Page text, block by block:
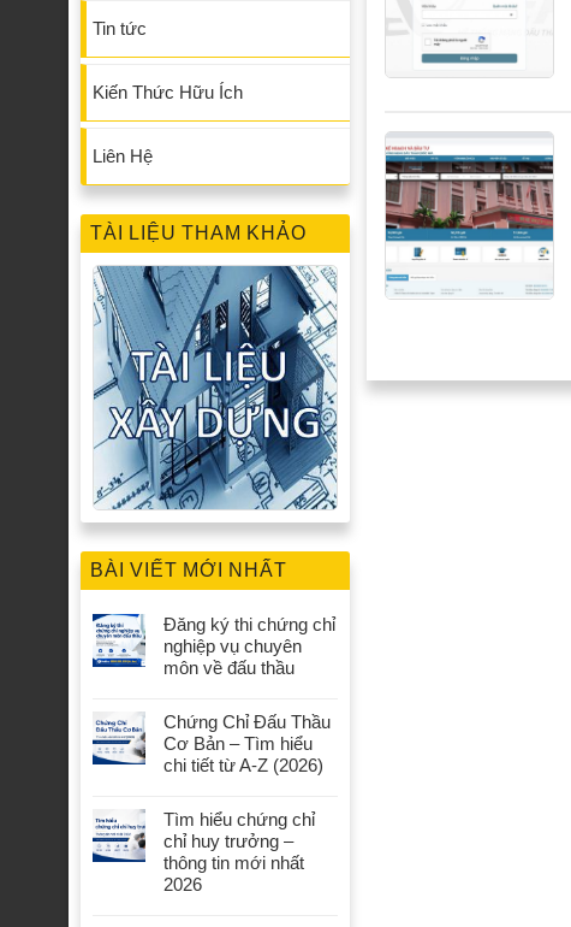
Tin tức
Kiến Thức Hữu Ích
Liên Hệ
TÀI LIỆU THAM KHẢO
BÀI VIẾT MỚI NHẤT
Đăng ký thi chứng chỉ
nghiệp vụ chuyên
môn về đấu thầu
Chứng Chỉ Đấu Thầu
Cơ Bản – Tìm hiểu
chi tiết từ A-Z (2026)
Tìm hiểu chứng chỉ
chỉ huy trưởng –
thông tin mới nhất
2026